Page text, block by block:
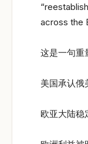
across the
这是一句重
美国承认俄
欧亚大陆稳